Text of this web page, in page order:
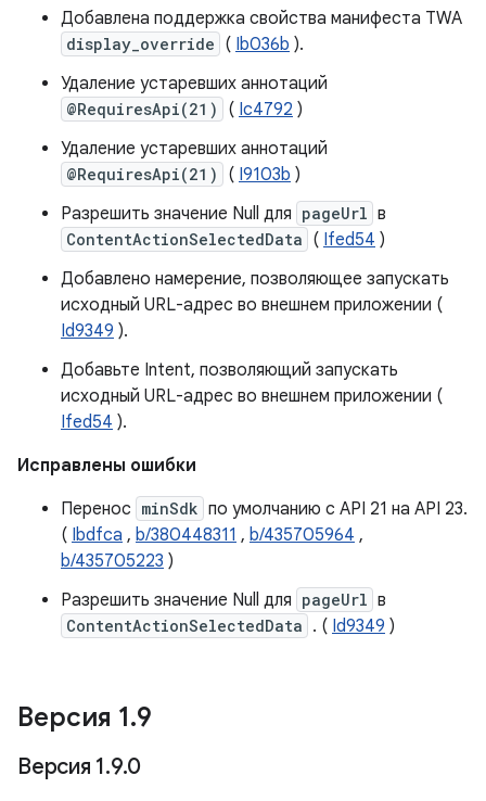
Добавлена ​​поддержка свойства манифеста TWA
display_override ( Ib036b ).
Удаление устаревших аннотаций
@RequiresApi(21) ( Ic4792 )
Удаление устаревших аннотаций
@RequiresApi(21) ( I9103b )
Разрешить значение Null для pageUrl в
ContentActionSelectedData ( Ifed54 )
Добавлено намерение, позволяющее запускать
исходный URL-адрес во внешнем приложении (
Id9349 ).
Добавьте Intent, позволяющий запускать
исходный URL-адрес во внешнем приложении (
Ifed54 ).
Исправлены ошибки
Перенос minSdk по умолчанию с API 21 на API 23.
( Ibdfca , b/380448311 , b/435705964 ,
b/435705223 )
Разрешить значение Null для pageUrl в
ContentActionSelectedData . ( Id9349 )
Версия 1.9
Версия 1.9.0